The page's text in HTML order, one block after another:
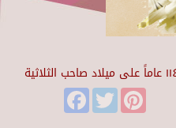
FacebookTwitter